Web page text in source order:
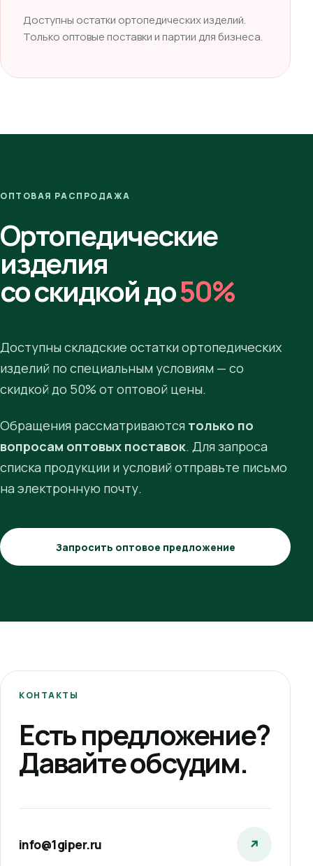
Доступны остатки ортопедических изделий.
Только оптовые поставки и партии для бизнеса.
ОПТОВАЯ РАСПРОДАЖА
Ортопедические
изделия
со скидкой до50%
Доступны складские остатки ортопедических
изделий по специальным условиям — со
скидкой до 50% от оптовой цены.
Обращения рассматриваются только по
вопросам оптовых поставок. Для запроса
списка продукции и условий отправьте письмо
на электронную почту.
Запросить оптовое предложение
КОНТАКТЫ
Есть предложение?
Давайте обсудим.
info@1giper.ru ↗